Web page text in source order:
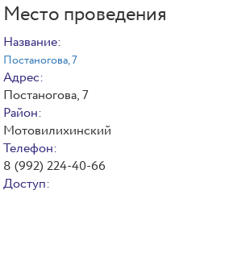
Место проведения
Название:
Постаногова, 7
Адрес:
Постаногова, 7
Район:
Мотовилихинский
Телефон:
8 (992) 224-40-66
Доступ: